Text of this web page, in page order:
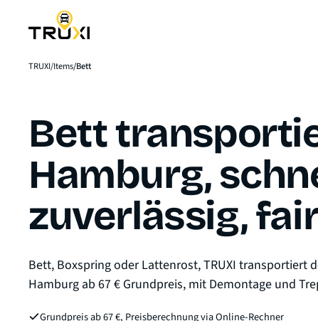
TRUXI Items Bett
Bett
Hamburg,
zuverlässig,
Bett, Boxspring oder Lattenrost, TRUXI transportiert
Hamburg ab 67 € Grundpreis, mit Demontage und
Grundpreis ab 67 €, Preisberechnung via Online-Rechner